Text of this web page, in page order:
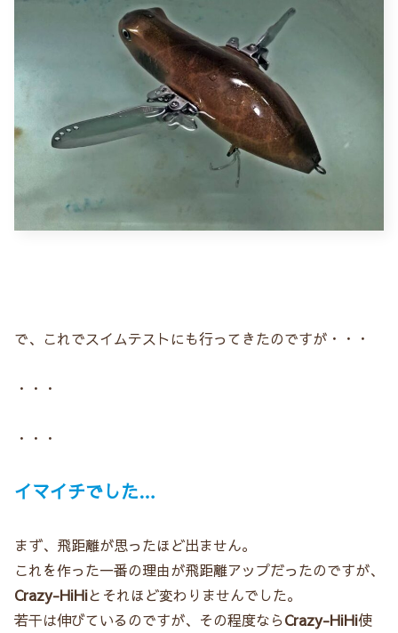
で、これでスイムテストにも行ってきたのですが・・・
・・・
・・・
イマイチでした…
まず、飛距離が思ったほど出ません。
これを作った一番の理由が飛距離アップだったのですが、
Crazy-HiHiとそれほど変わりませんでした。
若干は伸びているのですが、その程度ならCrazy-HiHi使